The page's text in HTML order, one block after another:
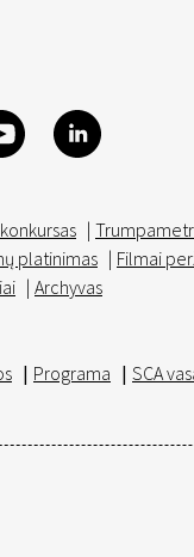
|
platinimas | Filmai
| Archyvas
| Programa | SCA